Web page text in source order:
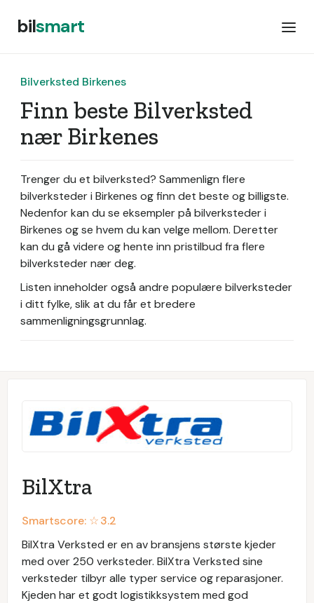
bilsmart
Bilverksted Birkenes
Finn beste Bilverksted
nær Birkenes
Trenger du et bilverksted? Sammenlign flere
bilverksteder i Birkenes og finn det beste og billigste.
Nedenfor kan du se eksempler på bilverksteder i
Birkenes og se hvem du kan velge mellom. Deretter
kan du gå videre og hente inn pristilbud fra flere
bilverksteder nær deg.
Listen inneholder også andre populære bilverksteder
i ditt fylke, slik at du får et bredere
sammenligningsgrunnlag.
BilXtra
Smartscore: ☆3.2
BilXtra Verksted er en av bransjens største kjeder
med over 250 verksteder. BilXtra Verksted sine
verksteder tilbyr alle typer service og reparasjoner.
Kjeden har et godt logistikksystem med god